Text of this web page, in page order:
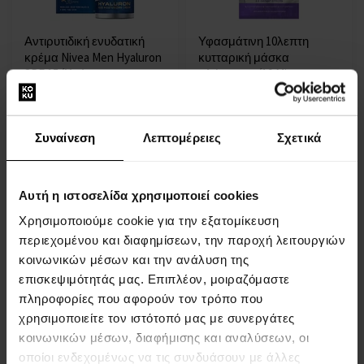
Συναίνεση Λεπτομέρειες Σχετικά
Αυτή η ιστοσελίδα χρησιμοποιεί cookies
Χρησιμοποιούμε cookie για την εξατομίκευση
περιεχομένου και διαφημίσεων, την παροχή λειτουργιών
κοινωνικών μέσων και την ανάλυση της
επισκεψιμότητάς μας. Επιπλέον, μοιραζόμαστε
πληροφορίες που αφορούν τον τρόπο που
χρησιμοποιείτε τον ιστότοπό μας με συνεργάτες
κοινωνικών μέσων, διαφήμισης και αναλύσεων, οι
οποίοι ενδεχομένως να τις συνδυάσουν με άλλες
Αντιρυτιδική ενυδατική
κρέμα Nivea Men Hyaluron
SPF 15 (Κρέμα
Ενυδάτωσης Προσώπου)
50 ml
Η αποστολή θα γίνει στις
12.08.
18,00 €
Υφασμάτινη 10λεπτη
κυτταρική μάσκα
πλήρωσης (10 Minutes
Sheet Mask) 1 τεμ.
Η αποστολή θα γίνει στις
9,00 €